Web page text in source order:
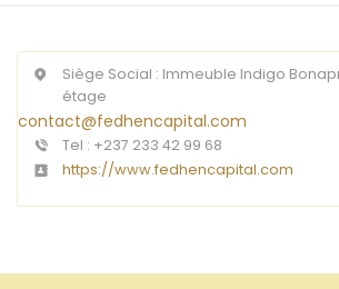
Siège Social : Immeuble Indigo
étage
contact@fedhencapital.com
Tel : +237 233 42 99 68
https://www.fedhencapital.com